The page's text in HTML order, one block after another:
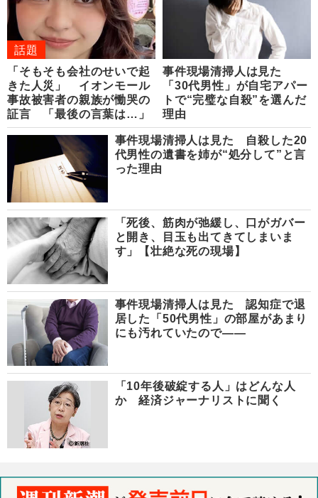
話題
「そもそも会社のせいで起
きた人災」 イオンモール
事故被害者の親族が慟哭の
証言 「最後の言葉は…」
事件現場清掃人は見た
「30代男性」が自宅アパー
トで“完璧な自殺”を選んだ
理由
事件現場清掃人は見た 自殺した20
代男性の遺書を姉が“処分して”と言
った理由
「死後、筋肉が弛緩し、口がガバー
と開き、目玉も出てきてしまいま
す」【壮絶な死の現場】
事件現場清掃人は見た 認知症で退
居した「50代男性」の部屋があまり
にも汚れていたので――
「10年後破綻する人」はどんな人
か 経済ジャーナリストに聞く